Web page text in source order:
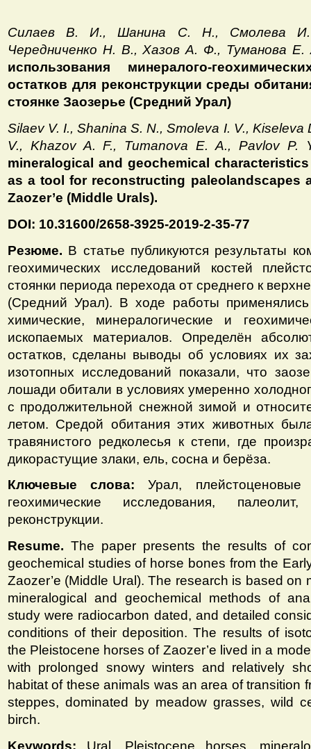
Силаев В. И., Шанина С. Н., Смолева
Чередниченко Н. В., Хазов А. Ф., Туманова
использования минералого-
остатков для реконструкции среды
стоянке Заозерье (Средний Урал)
Silaev V. I., Shanina S. N., Smoleva I. V., Kiseleva
V., Khazov A. F., Tumanova E. A., Pavlov P.
mineralogical and geochemical
as a tool for reconstructing paleolandscapes
Zaozer’e (Middle Urals).
DOI: 10.31600/2658-3925-2019-2-35-77
Резюме. В статье публикуются результаты
геохимических исследований костей
стоянки периода перехода от среднего к
(Средний Урал). В ходе работы
химические, минералогические и
ископаемых материалов. Определён
остатков, сделаны выводы об условиях их
изотопных исследований показали, что
лошади обитали в условиях умеренно
с продолжительной снежной зимой и
летом. Средой обитания этих животных
травянистого редколесья к степи, где
дикорастущие злаки, ель, сосна и берёза.
Ключевые слова:Урал,
геохимические исследования, палеолит,
реконструкции.
Resume. The paper presents the results of
geochemical studies of horse bones from the
Zaozer’e (Middle Ural). The research is based on
mineralogical and geochemical methods of
study were radiocarbon dated, and detailed
conditions of their deposition. The results of
the Pleistocene horses of Zaozer’e lived in a
with prolonged snowy winters and relatively
habitat of these animals was an area of transition
steppes, dominated by meadow grasses, wild
birch.
Keywords: Ural, Pleistocene horses,